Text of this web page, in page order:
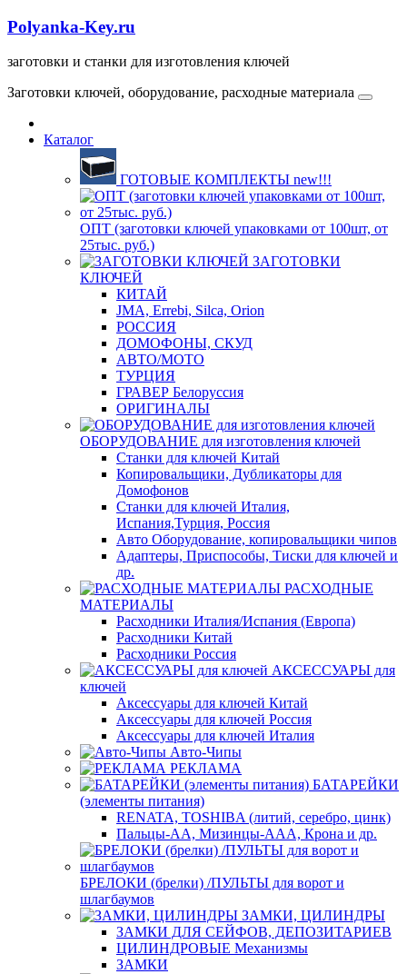
Polyanka-Key.ru
заготовки и станки для изготовления ключей
Заготовки ключей, оборудование, расходные материала
Каталог
ГОТОВЫЕ КОМПЛЕКТЫ new!!!
ОПТ (заготовки ключей упаковками от 100шт, от
25тыс. руб.)
ЗАГОТОВКИ
КЛЮЧЕЙ
КИТАЙ
JMA, Errebi, Silca, Orion
РОССИЯ
ДОМОФОНЫ, СКУД
ABTO/МОТО
ТУРЦИЯ
ГРАВЕР Белоруссия
ОРИГИНАЛЫ
ОБОРУДОВАНИЕ для изготовления ключей
Станки для ключей Китай
Копировальщики, Дубликаторы для
Домофонов
Станки для ключей Италия,
Испания,Турция, Россия
Авто Оборудование, копировальщики чипов
Адаптеры, Приспособы, Тиски для ключей и
др.
РАСХОДНЫЕ
МАТЕРИАЛЫ
Расходники Италия/Испания (Европа)
Расходники Китай
Расходники Россия
АКСЕССУАРЫ для
ключей
Аксессуары для ключей Китай
Аксессуары для ключей Россия
Аксессуары для ключей Италия
Авто-Чипы
РЕКЛАМА
БАТАРЕЙКИ
(элементы питания)
RENATA, TOSHIBA (литий, серебро, цинк)
Пальцы-АА, Мизинцы-ААА, Крона и др.
БРЕЛОКИ (брелки) /ПУЛЬТЫ для ворот и
шлагбаумов
ЗАМКИ, ЦИЛИНДРЫ
ЗАМКИ ДЛЯ СЕЙФОВ, ДЕПОЗИТАРИЕВ
ЦИЛИНДРОВЫЕ Механизмы
ЗАМКИ